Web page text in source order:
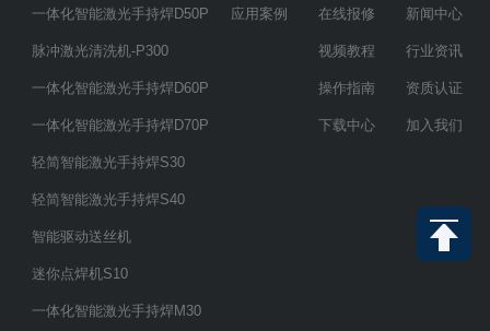
一体化智能激光手持焊D50P
脉冲激光清洗机-P300
一体化智能激光手持焊D60P
一体化智能激光手持焊D70P
轻简智能激光手持焊S30
轻简智能激光手持焊S40
智能驱动送丝机
迷你点焊机S10
一体化智能激光手持焊M30
应用案例 在线报修
视频教程
操作指南
下载中心
新闻中心
行业资讯
资质认证
加入我们